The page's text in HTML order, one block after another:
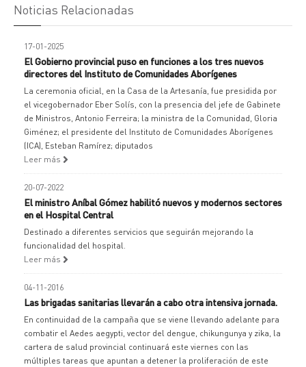
Noticias Relacionadas
17-01-2025
El Gobierno provincial puso en funciones a los tres nuevos
directores del Instituto de Comunidades Aborígenes
La ceremonia oficial, en la Casa de la Artesanía, fue presidida por
el vicegobernador Eber Solís, con la presencia del jefe de Gabinete
de Ministros, Antonio Ferreira; la ministra de la Comunidad, Gloria
Giménez; el presidente del Instituto de Comunidades Aborígenes
(ICA), Esteban Ramírez; diputados
Leer más
20-07-2022
El ministro Aníbal Gómez habilitó nuevos y modernos sectores
en el Hospital Central
Destinado a diferentes servicios que seguirán mejorando la
funcionalidad del hospital.
Leer más
04-11-2016
Las brigadas sanitarias llevarán a cabo otra intensiva jornada.
En continuidad de la campaña que se viene llevando adelante para
combatir el Aedes aegypti, vector del dengue, chikungunya y zika, la
cartera de salud provincial continuará este viernes con las
múltiples tareas que apuntan a detener la proliferación de este